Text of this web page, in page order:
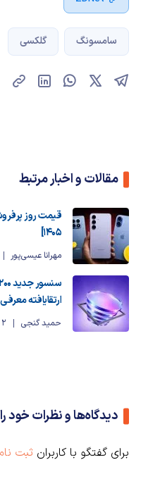
سامسونگ گلکسی
مقالات و اخبار مرتبط
1405]
مهرانا عیسی‌پور
ارتقایافته
حمید گنجی 2 روز قبل
دیدگاه‌ها و نظرات خود
برای گفتگو با کاربران ثبت